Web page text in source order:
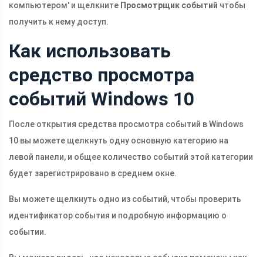
компьютером' и щелкните Просмотрщик событий чтобы
получить к нему доступ.
Как использовать
средство просмотра
событий Windows 10
После открытия средства просмотра событий в Windows
10 вы можете щелкнуть одну основную категорию на
левой панели, и общее количество событий этой категории
будет зарегистрировано в среднем окне.
Вы можете щелкнуть одно из событий, чтобы проверить
идентификатор события и подробную информацию о
событии.